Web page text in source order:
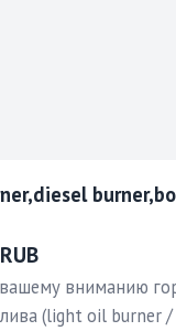
вниманию
(light oil burner /